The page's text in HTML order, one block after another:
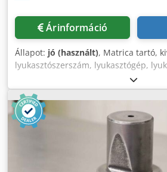
Árinformáció
Állapot: jó (használt), Matrica tartó,
lyukasztószerszám, lyukasztógép,
lyukasztó szerszám, lyukasztószeg,
redukció - Gyártó: Mubea,
redukcióval - Típus: Befogó 105 - 80
Amjiqhhcjajrf - Méret össz.: Ø 150 x